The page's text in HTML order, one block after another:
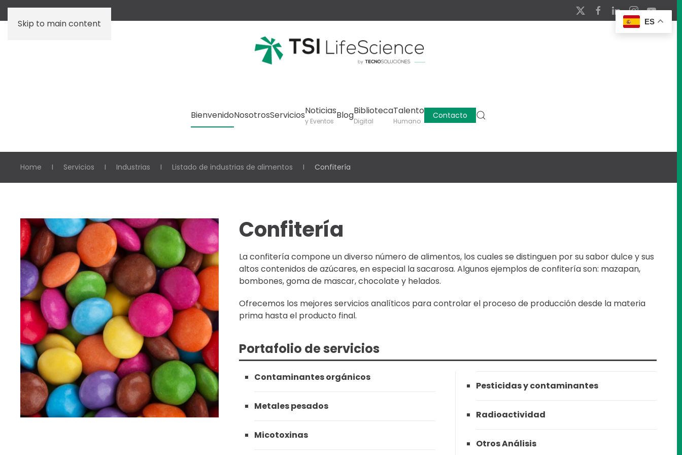
Skip to main content
BienvenidoNosotrosServiciosNoticias
y Eventos
BlogBiblioteca
Digital
Talento
Humano
Contacto
ES
Home Servicios Industrias Listado de industrias de alimentos Confitería
Confitería
La confitería compone un diverso número de alimentos, los cuales se distinguen por su sabor dulce y sus
altos contenidos de azúcares, en especial la sacarosa. Algunos ejemplos de confitería son: mazapan,
bombones, goma de mascar, chocolate y helados.
Ofrecemos los mejores servicios analíticos para controlar el proceso de producción desde la materia
prima hasta el producto final.
Portafolio de servicios
Contaminantes orgánicos
Metales pesados
Micotoxinas
Pesticidas y contaminantes
Radioactividad
Otros Análisis